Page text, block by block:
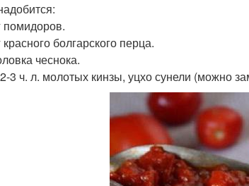
помидоров.
красного болгарского перца.
чеснока.
3 ч. л. молотых кинзы, уцхо сунели (можно